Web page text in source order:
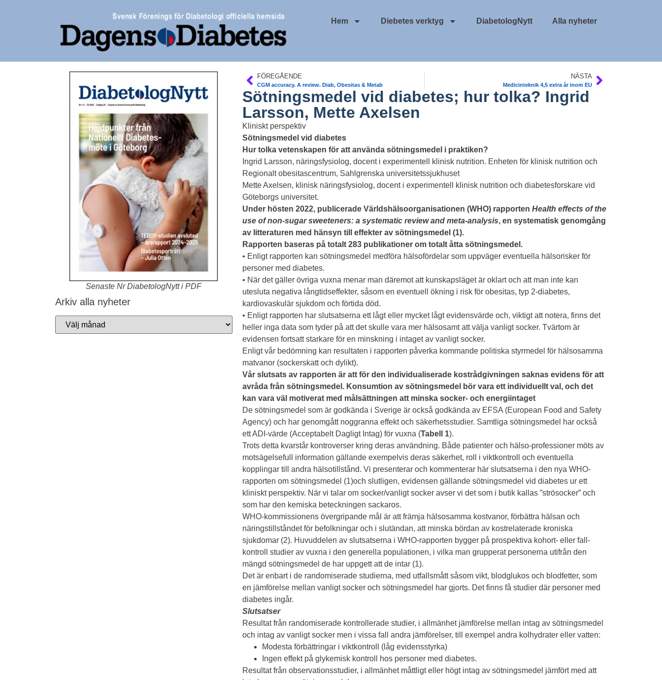
Hem Diebetes verktyg DiabetologNytt Alla nyheter
Senaste Nr DiabetologNytt i PDF
Arkiv alla nyheter
FÖREGÅENDE
CGM accuracy. A review. Diab, Obesitas & Metab
NÄSTA
Medicinteknik 4,5 extra år inom EU
Sötningsmedel vid diabetes; hur tolka? Ingrid
Larsson, Mette Axelsen
Kliniskt perspektiv
Sötningsmedel vid diabetes
Hur tolka vetenskapen för att använda sötningsmedel i praktiken?
Ingrid Larsson, näringsfysiolog, docent i experimentell klinisk nutrition. Enheten för klinisk nutrition och
Regionalt obesitascentrum, Sahlgrenska universitetssjukhuset
Mette Axelsen, klinisk näringsfysiolog, docent i experimentell klinisk nutrition och diabetesforskare vid
Göteborgs universitet.
Under hösten 2022, publicerade Världshälsoorganisationen (WHO) rapporten Health effects of the
use of non-sugar sweeteners: a systematic review and meta-analysis, en systematisk genomgång
av litteraturen med hänsyn till effekter av sötningsmedel (1).
Rapporten baseras på totalt 283 publikationer om totalt åtta sötningsmedel.
• Enligt rapporten kan sötningsmedel medföra hälsofördelar som uppväger eventuella hälsorisker för
personer med diabetes.
• När det gäller övriga vuxna menar man däremot att kunskapsläget är oklart och att man inte kan
utesluta negativa långtidseffekter, såsom en eventuell ökning i risk för obesitas, typ 2-diabetes,
kardiovaskulär sjukdom och förtida död.
• Enligt rapporten har slutsatserna ett lågt eller mycket lågt evidensvärde och, viktigt att notera, finns det
heller inga data som tyder på att det skulle vara mer hälsosamt att välja vanligt socker. Tvärtom är
evidensen fortsatt starkare för en minskning i intaget av vanligt socker.
Enligt vår bedömning kan resultaten i rapporten påverka kommande politiska styrmedel för hälsosamma
matvanor (sockerskatt och dylikt).
Vår slutsats av rapporten är att för den individualiserade kostrådgivningen saknas evidens för att
avråda från sötningsmedel. Konsumtion av sötningsmedel bör vara ett individuellt val, och det
kan vara väl motiverat med målsättningen att minska socker- och energiintaget
De sötningsmedel som är godkända i Sverige är också godkända av EFSA (European Food and Safety
Agency) och har genomgått noggranna effekt och säkerhetsstudier. Samtliga sötningsmedel har också
ett ADI-värde (Acceptabelt Dagligt Intag) för vuxna (Tabell 1).
Trots detta kvarstår kontroverser kring deras användning. Både patienter och hälso-professioner möts av
motsägelsefull information gällande exempelvis deras säkerhet, roll i viktkontroll och eventuella
kopplingar till andra hälsotillstånd. Vi presenterar och kommenterar här slutsatserna i den nya WHO-
rapporten om sötningsmedel (1)och slutligen, evidensen gällande sötningsmedel vid diabetes ur ett
kliniskt perspektiv. När vi talar om socker/vanligt socker avser vi det som i butik kallas ”strösocker” och
som har den kemiska beteckningen sackaros.
WHO-kommissionens övergripande mål är att främja hälsosamma kostvanor, förbättra hälsan och
näringstillståndet för befolkningar och i slutändan, att minska bördan av kostrelaterade kroniska
sjukdomar (2). Huvuddelen av slutsatserna i WHO-rapporten bygger på prospektiva kohort- eller fall-
kontroll studier av vuxna i den generella populationen, i vilka man grupperat personerna utifrån den
mängd sötningsmedel de har uppgett att de intar (1).
Det är enbart i de randomiserade studierna, med utfallsmått såsom vikt, blodglukos och blodfetter, som
en jämförelse mellan vanligt socker och sötningsmedel har gjorts. Det finns få studier där personer med
diabetes ingår.
Slutsatser
Resultat från randomiserade kontrollerade studier, i allmänhet jämförelse mellan intag av sötningsmedel
och intag av vanligt socker men i vissa fall andra jämförelser, till exempel andra kolhydrater eller vatten:
Modesta förbättringar i viktkontroll (låg evidensstyrka)
Ingen effekt på glykemisk kontroll hos personer med diabetes.
Resultat från observationsstudier, i allmänhet måttligt eller högt intag av sötningsmedel jämfört med att